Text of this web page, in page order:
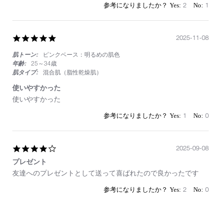
2025
2 1
rating
肌トーン:
ピンクベース：明るめの肌色
年齢:
25～34歳
肌タイプ:
混合肌（脂性乾燥肌）
使いやすかった
Review
Nov
review
や
か
っ
た
使いやすかった
2025-11-08
1 0
プレゼント
Review
review
友達へのプレゼントとして送って喜ばれたので良かったです
2025-09-08
2 0